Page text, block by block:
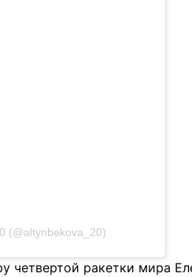
(@altynbekova_20)
четвертой ракетки мира